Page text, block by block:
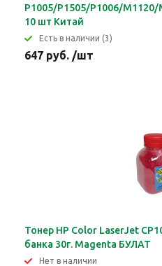
P1005/P1505/P1006/M1120/
10 шт Китай
Eсть в наличии (3)
647 руб. /шт
Тонер HP Color LaserJet
банка 30г. Magenta БУЛАТ
Нет в наличии